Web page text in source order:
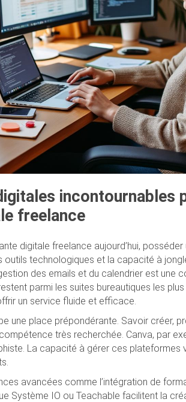
incontournables
freelance
digitale freelance aujourd’hui,
outils technologiques et la capacité à
des emails et du calendrier est une
parmi les suites bureautiques les
un service fluide et efficace.
une place prépondérante. Savoir créer,
très recherchée. Canva, par
La capacité à gérer ces plateformes
avancées comme l’intégration de
Système IO ou Teachable facilitent la